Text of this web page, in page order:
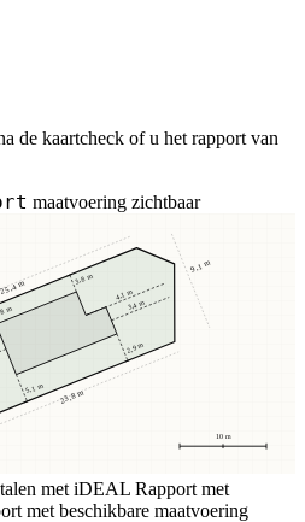
de kaartcheck of u het rapport van
maatvoering zichtbaar
10 m
m
3,8 m
5,1 m
2,9 m
3,4 m
4,1 m
25,4 m
23,8 m
9,1 m
met iDEAL Rapport met
met beschikbare maatvoering